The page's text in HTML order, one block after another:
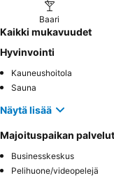
Baari
Kaikki mukavuudet
Hyvinvointi
Kauneushoitola
Sauna
Näytä lisää
Majoituspaikan
Businesskeskus
Pelihuone/videopelejä